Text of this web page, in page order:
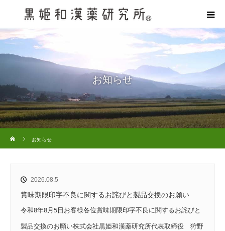
お知らせ
お知らせ
2026.08.5
賞味期限印字不良に関するお詫びと製品交換のお願い
令和8年8月5日お客様各位賞味期限印字不良に関するお詫びと
製品交換のお願い株式会社黒姫和漢薬研究所代表取締役 狩野